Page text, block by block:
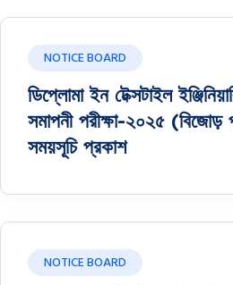
NOTICE BOARD
ডিপ্লোমা ইন টেক্সটাইল
সমাপনী পরীক্ষা-২০২৫ (বিজোড়
সময়সূচি প্রকাশ
NOTICE BOARD